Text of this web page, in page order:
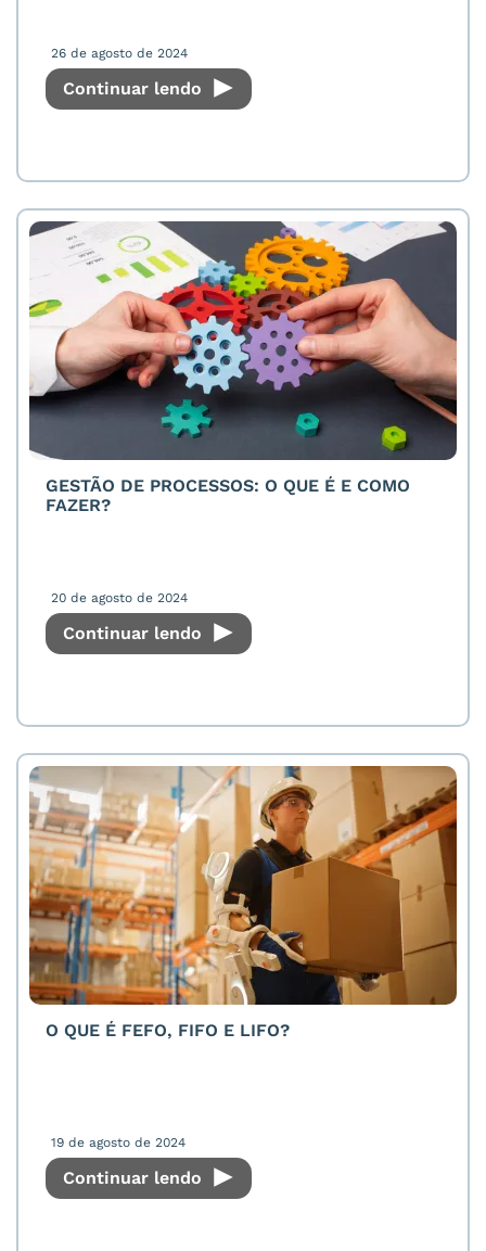
26 de agosto de 2024
Continuar lendo
GESTÃO DE PROCESSOS: O QUE É E COMO
FAZER?
20 de agosto de 2024
Continuar lendo
O QUE É FEFO, FIFO E LIFO?
19 de agosto de 2024
Continuar lendo